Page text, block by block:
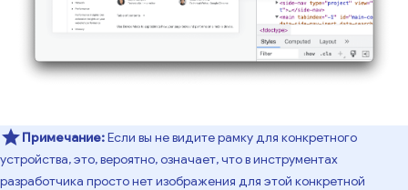
Примечание:Если вы не видите рамку для конкретного
устройства, это, вероятно, означает, что в инструментах
разработчика просто нет изображения для этой конкретной